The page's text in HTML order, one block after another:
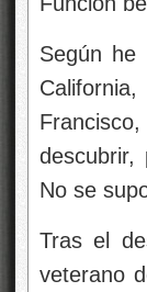
Según he
descubrir,
No se
Tras el
veterano